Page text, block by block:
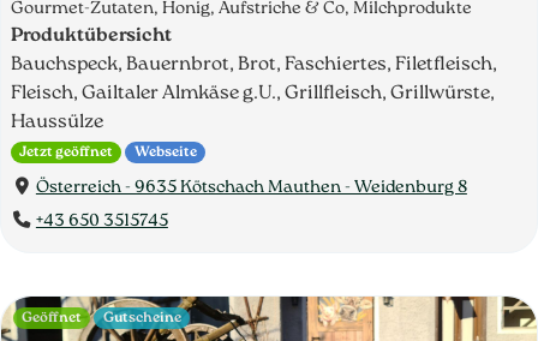
Gourmet-Zutaten, Honig, Aufstriche & Co, Milchprodukte
Produktübersicht
Bauchspeck, Bauernbrot, Brot, Faschiertes, Filetfleisch,
Fleisch, Gailtaler Almkäse g.U., Grillfleisch, Grillwürste,
Haussülze
Jetzt geöffnet Webseite
Österreich - 9635 Kötschach Mauthen - Weidenburg 8
+43 650 3515745
Geöffnet Gutscheine